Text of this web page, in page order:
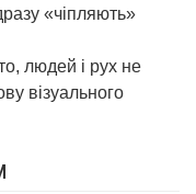
«чіпляють»
людей і рух не
візуального